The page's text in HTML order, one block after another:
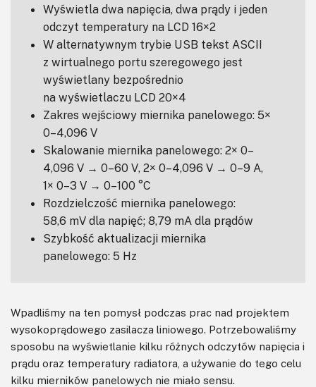
Wyświetla dwa napięcia, dwa prądy i jeden
odczyt temperatury na LCD 16×2
W alternatywnym trybie USB tekst ASCII
z wirtualnego portu szeregowego jest
wyświetlany bezpośrednio
na wyświetlaczu LCD 20×4
Zakres wejściowy miernika panelowego: 5×
0–4,096 V
Skalowanie miernika panelowego: 2× 0–
4,096 V → 0–60 V, 2× 0–4,096 V → 0–9 A,
1× 0–3 V → 0–100 °C
Rozdzielczość miernika panelowego:
58,6 mV dla napięć; 8,79 mA dla prądów
Szybkość aktualizacji miernika
panelowego: 5 Hz
Wpadliśmy na ten pomysł podczas prac nad projektem
wysokoprądowego zasilacza liniowego. Potrzebowaliśmy
sposobu na wyświetlanie kilku różnych odczytów napięcia i
prądu oraz temperatury radiatora, a używanie do tego celu
kilku mierników panelowych nie miało sensu.